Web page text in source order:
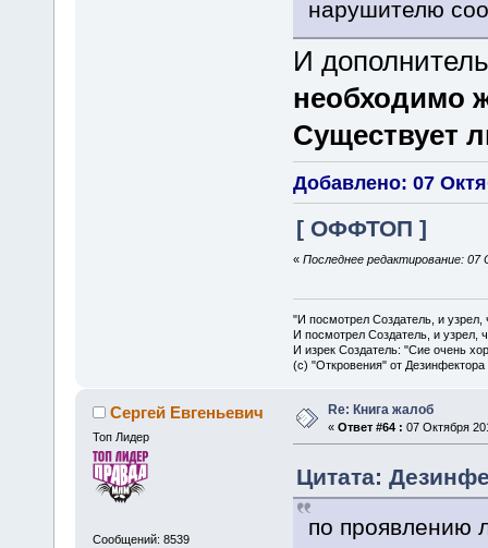
нарушителю
И
необходимо
Существует
Добавлено: 07
[ ОФФТОП ]
« Последнее редактирование:
"И посмотрел Создатель, и
И посмотрел Создатель, и узрел,
И изрек Создатель: "Сие очень
(с) "Откровения" от Дезинфектора
Сергей Евгеньевич
Топ Лидер
Сообщений: 8539
Re: Книга жалоб
« Ответ #64 : 07 Октября
Цитата:
по проявлению